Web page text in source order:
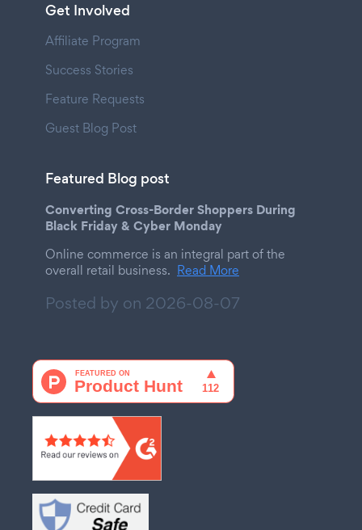
Get Involved
Affiliate Program
Success Stories
Feature Requests
Guest Blog Post
Featured Blog post
Converting Cross-Border Shoppers During
Black Friday & Cyber Monday
Online commerce is an integral part of the
overall retail business. Read More
Posted by on 2026-08-07